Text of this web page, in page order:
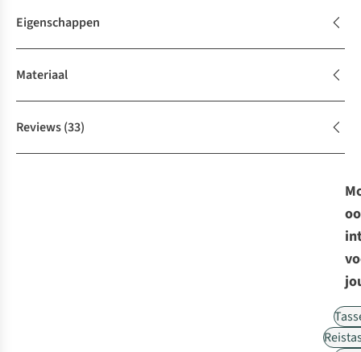
Eigenschappen
Materiaal
Reviews(33)